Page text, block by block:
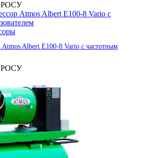
Albert E100-8 Vario с частотным